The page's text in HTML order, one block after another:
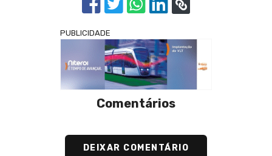
PUBLICIDADE
Comentários
DEIXAR COMENTÁRIO